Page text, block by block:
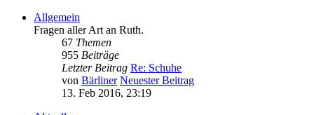
Allgemein
Fragen aller Art an Ruth.
67 Themen
955 Beiträge
Letzter Beitrag Re: Schuhe
von Bärliner Neuester Beitrag
13. Feb 2016, 23:19